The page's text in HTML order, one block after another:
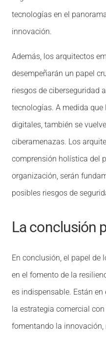
tecnologías en el
innovación.
Además, los arquitectos
desempeñarán un papel
riesgos de ciberseguridad
tecnologías. A medida
digitales, también se
ciberamenazas. Los
comprensión holística del
organización, serán
posibles riesgos de
La conclusión
En conclusión, el papel de
en el fomento de la
es indispensable. Están
la estrategia comercial
fomentando la